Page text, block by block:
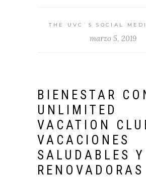
THE UVC`S SOCIAL
marzo 5, 2019
BIENESTAR
UNLIMITED
VACATION
VACACIONES
SALUDABLES Y
RENOVADORAS